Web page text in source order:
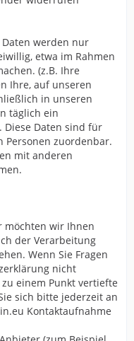
werden nur
etwa im Rahmen
(z.B. Ihre
Ihre, auf unseren
in unseren
täglich ein
Diese Daten sind für
zuordenbar.
mit anderen
möchten wir Ihnen
der Verarbeitung
Wenn Sie Fragen
nicht
einem Punkt vertiefte
sich bitte jederzeit an
Kontaktaufnahme